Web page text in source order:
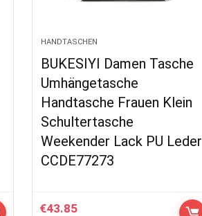
HANDTASCHEN
BUKESIYI Damen Tasche
Umhängetasche
Handtasche Frauen Klein
Schultertasche
Weekender Lack PU Leder
CCDE77273
€43.85